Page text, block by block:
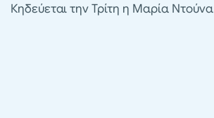
Κηδεύεται την Τρίτη η Μαρία Ντούνα